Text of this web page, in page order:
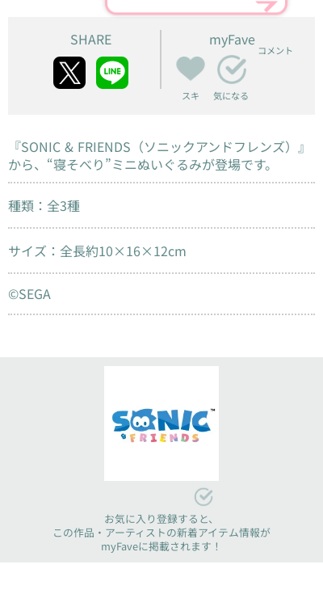
SHARE myFave
スキ 気になる
コメント
『SONIC & FRIENDS（ソニックアンドフレンズ）』
から、“寝そべり”ミニぬいぐるみが登場です。
種類：全3種
サイズ：全長約10×16×12cm
©SEGA
お気に入り登録すると、
この作品・アーティストの新着アイテム情報が
myFaveに掲載されます！